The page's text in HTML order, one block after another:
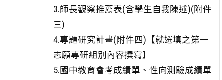
3.師長觀察推薦表(含學生自我陳述)(附件
三)
4.專題研究計畫(附件四)【就選填之第一
志願專研組別內容撰寫】
5.國中教育會考成績單、性向測驗成績單